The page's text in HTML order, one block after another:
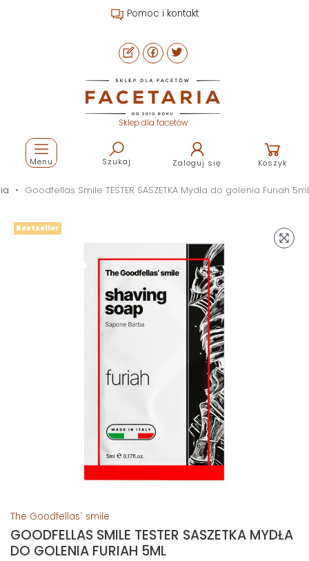
Pomoc i kontakt
Sklep dla facetów
Szukaj Zaloguj się Koszyk
Menu
Goodfellas Smile TESTER SASZETKA Mydła do golenia Furiah 5ml
Bestseller
The Goodfellas` smile
GOODFELLAS SMILE TESTER SASZETKA MYDŁA
DO GOLENIA FURIAH 5ML